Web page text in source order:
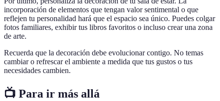
incorporación de elementos que tengan valor sentimental o que
reflejen tu personalidad hará que el espacio sea único. Puedes colgar
fotos familiares, exhibir tus libros favoritos o incluso crear una zona
de arte.
Recuerda que la decoración debe evolucionar contigo. No temas
cambiar o refrescar el ambiente a medida que tus gustos o tus
necesidades cambien.
📺 Para ir más allá